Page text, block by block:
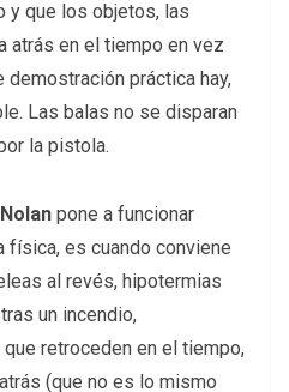
y que los objetos, las
atrás en el tiempo en vez
demostración práctica hay,
Las balas no se disparan
la pistola.
Nolan pone a funcionar
es cuando conviene
al revés, hipotermias
un incendio,
retroceden en el tiempo,
(que no es lo mismo